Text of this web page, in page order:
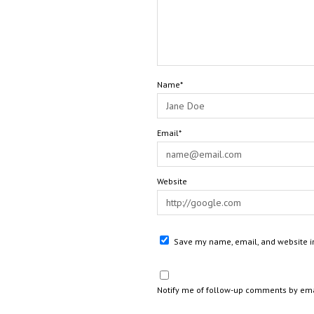
Name*
Email*
Website
Save my name, email, and website
Notify me of follow-up comments by